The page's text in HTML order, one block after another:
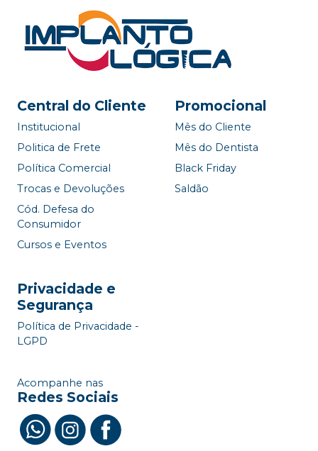
Central do Cliente
Institucional
Politica de Frete
Política Comercial
Trocas e Devoluções
Cód. Defesa do
Consumidor
Cursos e Eventos
Promocional
Mês do Cliente
Mês do Dentista
Black Friday
Saldão
Privacidade e
Segurança
Política de Privacidade -
LGPD
Acompanhe nas
Redes Sociais